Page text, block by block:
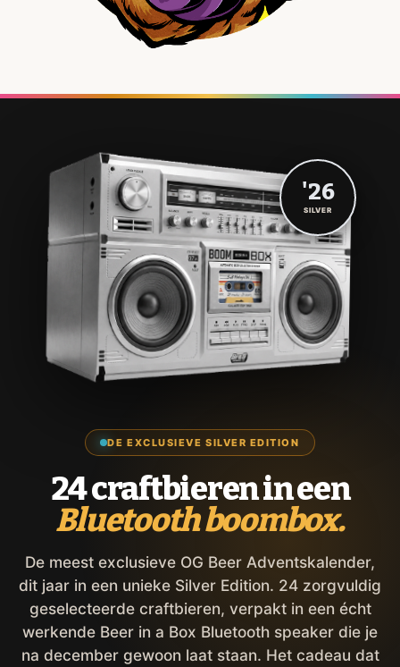
DE EXCLUSIEVE SILVER EDITION
24 craftbieren in een
Bluetooth boombox.
De meest exclusieve OG Beer Adventskalender,
dit jaar in een unieke Silver Edition. 24 zorgvuldig
geselecteerde craftbieren, verpakt in een écht
werkende Beer in a Box Bluetooth speaker die je
na december gewoon laat staan. Het cadeau dat
'26
SILVER